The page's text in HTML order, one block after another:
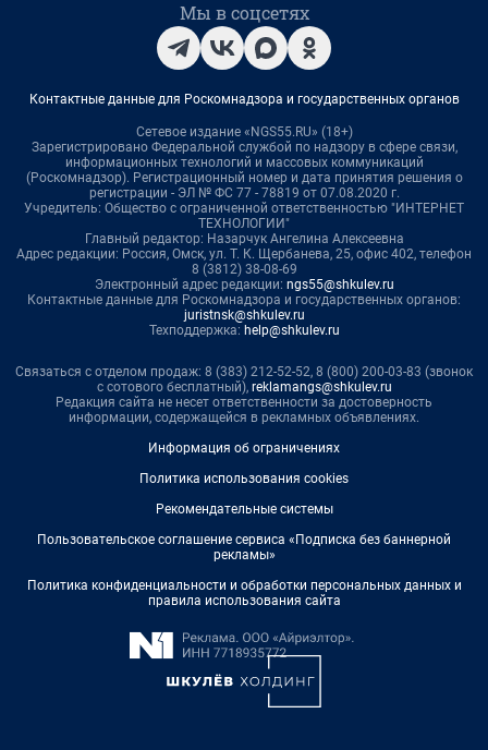
Мы в соцсетях
Контактные данные для Роскомнадзора и государственных органов
Сетевое издание «NGS55.RU» (18+)
Зарегистрировано Федеральной службой по надзору в сфере связи,
информационных технологий и массовых коммуникаций
(Роскомнадзор). Регистрационный номер и дата принятия решения о
регистрации - ЭЛ № ФС 77 - 78819 от 07.08.2020 г.
Учредитель: Общество с ограниченной ответственностью "ИНТЕРНЕТ
ТЕХНОЛОГИИ"
Главный редактор: Назарчук Ангелина Алексеевна
Адрес редакции: Россия, Омск, ул. Т. К. Щербанева, 25, офис 402, телефон
8 (3812) 38-08-69
Электронный адрес редакции: ngs55@shkulev.ru
Контактные данные для Роскомнадзора и государственных органов:
juristnsk@shkulev.ru
Техподдержка: help@shkulev.ru
Связаться с отделом продаж: 8 (383) 212-52-52, 8 (800) 200-03-83 (звонок
с сотового бесплатный), reklamangs@shkulev.ru
Редакция сайта не несет ответственности за достоверность
информации, содержащейся в рекламных объявлениях.
Информация об ограничениях
Политика использования cookies
Рекомендательные системы
Пользовательское соглашение сервиса «Подписка без баннерной
рекламы»
Политика конфиденциальности и обработки персональных данных и
правила использования сайта